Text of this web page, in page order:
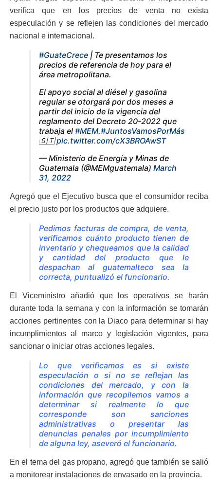
verifica que en los precios de venta no exista
especulación y se reflejen las condiciones del mercado
nacional e internacional.
#GuateCrece | Te presentamos los
precios de referencia de hoy para el
área metropolitana.
El apoyo social al diésel y gasolina
regular se otorgará por dos meses a
partir del inicio de la vigencia del
reglamento del Decreto 20-2022 que
trabaja el #MEM.#JuntosVamosPorMás
🇬🇹pic.twitter.com/cX3BROAwST
— Ministerio de Energía y Minas de
Guatemala (@MEMguatemala) March
31, 2022
Agregó que el Ejecutivo busca que el consumidor reciba
el precio justo por los productos que adquiere.
Pedimos facturas de compra, de venta,
verificamos cuánto producto tienen de
inventario y chequeamos que la calidad
y cantidad del producto que le
despachan al guatemalteco sea la
correcta, puntualizó el funcionario.
El Viceministro añadió que los operativos se harán
durante toda la semana y con la información se tomarán
acciones pertinentes con la Diaco para determinar si hay
incumplimientos al marco y legislación vigentes, para
sancionar o iniciar otras acciones legales.
Lo que verificamos es si existe
especulación o si no se reflejan las
condiciones del mercado, y con la
información que recopilemos vamos a
determinar si realmente lo que
corresponde son sanciones
administrativas o presentar las
denuncias penales por incumplimiento
de alguna ley, aseveró el funcionario.
En el tema del gas propano, agregó que también se salió
a monitorear instalaciones de envasado en la provincia.